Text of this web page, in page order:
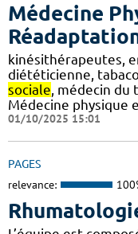
Médecine
kinésithérapeutes,
diététicienne,
sociale , médecin
Médecine physique
01/10/2025 15:01
PAGES
relevance: